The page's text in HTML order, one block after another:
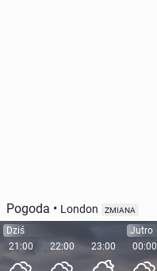
Pogoda • London ZMIANA
Dziś
21:00
22:00 23:00
Jutro
00:00